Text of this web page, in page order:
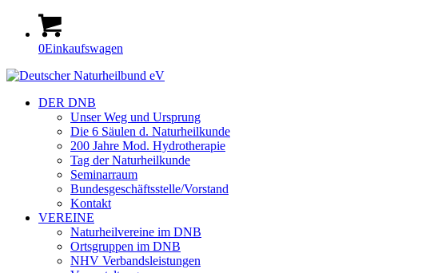
0Einkaufswagen
DER DNB
Unser Weg und Ursprung
Die 6 Säulen d. Naturheilkunde
200 Jahre Mod. Hydrotherapie
Tag der Naturheilkunde
Seminarraum
Bundesgeschäftsstelle/Vorstand
Kontakt
VEREINE
Naturheilvereine im DNB
Ortsgruppen im DNB
NHV Verbandsleistungen